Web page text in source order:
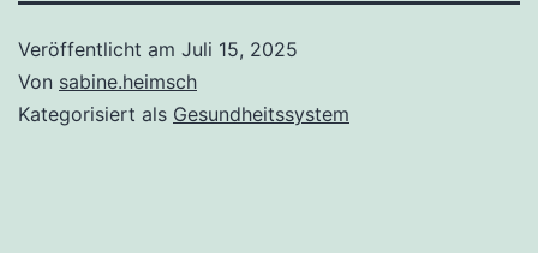
Veröffentlicht am Juli 15, 2025
Von sabine.heimsch
Kategorisiert als Gesundheitssystem